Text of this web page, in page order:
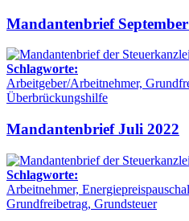
Mandantenbrief
Schlagworte:
Arbeitgeber/Arbeitnehmer,
Überbrückungshilfe
Mandantenbrief Juli 2022
Schlagworte:
Arbeitnehmer,
Grundfreibetrag, Grundsteuer